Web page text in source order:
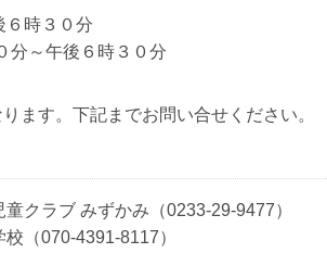
６時３０分
～午後６時３０分
ます。下記までお問い合せください。
クラブ みずかみ（0233-29-9477）
（070-4391-8117）